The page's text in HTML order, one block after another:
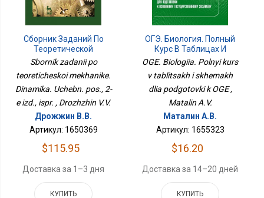
Сборник Заданий По
Теоретической
Механике. Динамика.
Учебн. Пос., 2-Е Изд.,
Испр.
Sbornik zadanii po
teoreticheskoi mekhanike.
Dinamika. Uchebn. pos., 2-
e izd., ispr. , Drozhzhin V.V.
Дрожжин В.В.
Артикул: 1650369
$115.95
Доставка за 1–3 дня
КУПИТЬ
ОГЭ. Биология. Полный
Курс В Таблицах И
Схемах Для Подготовки
К ОГЭ
OGE. Biologiia. Polnyi kurs
v tablitsakh i skhemakh
dlia podgotovki k OGE ,
Matalin A.V.
Маталин А.В.
Артикул: 1655323
$16.20
Доставка за 14–20 дней
КУПИТЬ